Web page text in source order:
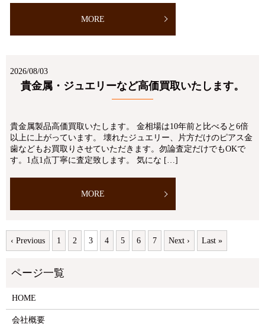
MORE
2026/08/03
貴金属・ジュエリーなど高価買取いたします。
貴金属製品高価買取いたします。 金相場は10年前と比べると6倍
以上に上がっています。 壊れたジュエリー、片方だけのピアス金
歯などもお買取りさせていただきます。勿論査定だけでもOKで
す。1点1点丁寧に査定致します。 気にな […]
MORE
‹ Previous 1 2 3 4 5 6 7 Next › Last »
HOME
会社概要